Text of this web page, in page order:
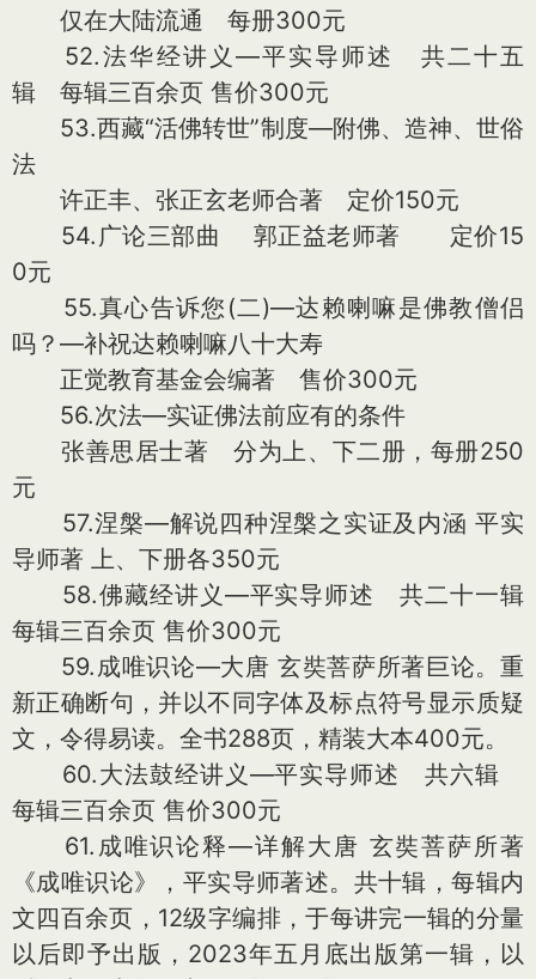
仅在大陆流通 每册300元
52.法华经讲义—平实导师述 共二十五
辑 每辑三百余页 售价300元
53.西藏“活佛转世”制度—附佛、造神、世俗
法
许正丰、张正玄老师合著 定价150元
54.广论三部曲 郭正益老师著 定价15
0元
55.真心告诉您(二)—达赖喇嘛是佛教僧侣
吗？—补祝达赖喇嘛八十大寿
正觉教育基金会编著 售价300元
56.次法—实证佛法前应有的条件
张善思居士著 分为上、下二册，每册250
元
57.涅槃—解说四种涅槃之实证及内涵 平实
导师著 上、下册各350元
58.佛藏经讲义—平实导师述 共二十一辑
每辑三百余页 售价300元
59.成唯识论—大唐 玄奘菩萨所著巨论。重
新正确断句，并以不同字体及标点符号显示质疑
文，令得易读。全书288页，精装大本400元。
60.大法鼓经讲义—平实导师述 共六辑
每辑三百余页 售价300元
61.成唯识论释—详解大唐 玄奘菩萨所著
《成唯识论》，平实导师著述。共十辑，每辑内
文四百余页，12级字编排，于每讲完一辑的分量
以后即予出版，2023年五月底出版第一辑，以